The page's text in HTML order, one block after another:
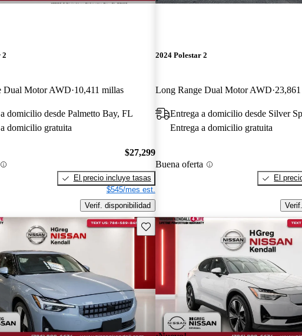
2
Dual Motor AWD 10,411 millas
domicilio desde Palmetto Bay, FL
domicilio gratuita
$27,299
El precio incluye tasas
$545/mes est.
Verif. disponibilidad
2024 Polestar 2
Long Range Dual Motor AWD
Entrega a domicilio desde Silver
Entrega a domicilio gratuita
Buena oferta
El
Guarda este Aviso